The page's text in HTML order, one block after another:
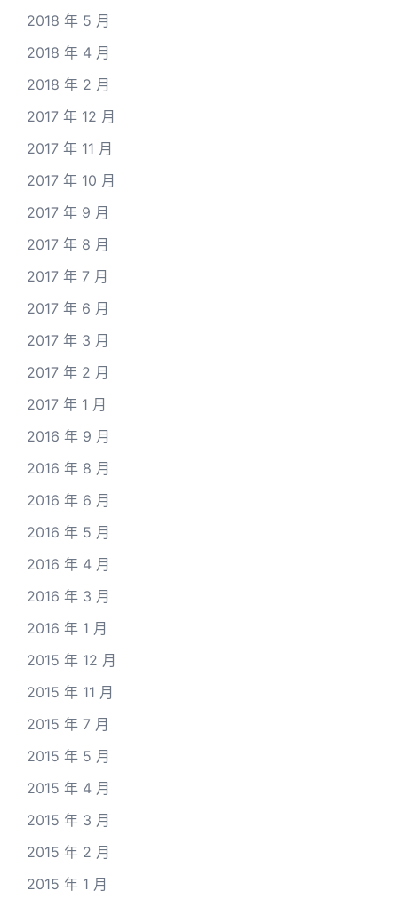
2018 年 5 月
2018 年 4 月
2018 年 2 月
2017 年 12 月
2017 年 11 月
2017 年 10 月
2017 年 9 月
2017 年 8 月
2017 年 7 月
2017 年 6 月
2017 年 3 月
2017 年 2 月
2017 年 1 月
2016 年 9 月
2016 年 8 月
2016 年 6 月
2016 年 5 月
2016 年 4 月
2016 年 3 月
2016 年 1 月
2015 年 12 月
2015 年 11 月
2015 年 7 月
2015 年 5 月
2015 年 4 月
2015 年 3 月
2015 年 2 月
2015 年 1 月